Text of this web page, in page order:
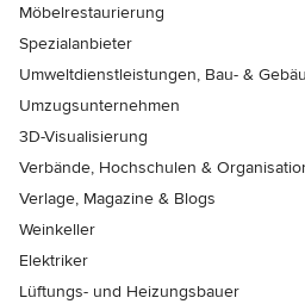
Möbelrestaurierung
Spezialanbieter
Umweltdienstleistungen, Bau- &
Umzugsunternehmen
3D-Visualisierung
Verbände, Hochschulen &
Verlage, Magazine & Blogs
Weinkeller
Elektriker
Lüftungs- und Heizungsbauer